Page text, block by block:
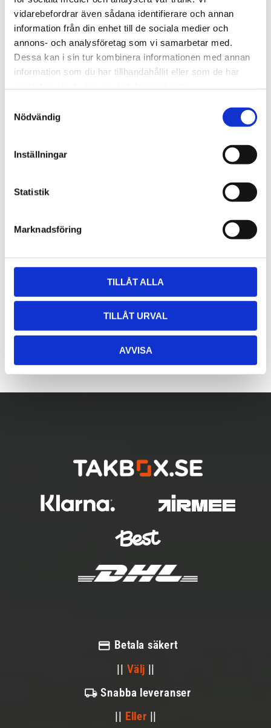
vidarebefordrar även sådana identifierare och annan
information från din enhet till de sociala medier och
annons- och analysföretag som vi samarbetar med.
Dessa kan i sin tur kombinera informationen med annan
information som du har tillhandahållit eller som de har
Nödvändig
Inställningar
Statistik
Marknadsföring
TILLÅT ALLA
TILLÅT URVAL
AVVISA
Lättmonterad
lasthållarfot för Thule Evo-
takräcken, för fordon med
integrerad reling.
1 795 kr
1 975 kr
720600
Lättmonterad
lasthållarfot för Thule
Edge-takräcken, för
fordon med integrerad
reling.
2 525kr
2 635kr
Betala säkert
|| Välj ||
Snabba leveranser
|| Eller ||